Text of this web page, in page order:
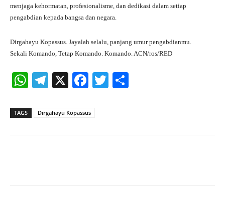
menjaga kehormatan, profesionalisme, dan dedikasi dalam setiap
pengabdian kepada bangsa dan negara.
Dirgahayu Kopassus. Jayalah selalu, panjang umur pengabdianmu.
Sekali Komando, Tetap Komando. Komando. ACN/ros/RED
W
ts
Te
gr
X
Fa
bo
T
TAGS Dirgahayu Kopassus